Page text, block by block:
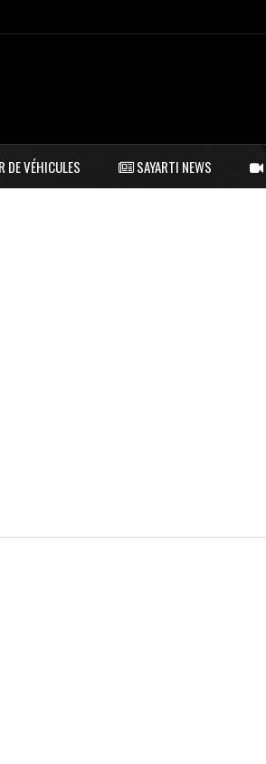
DE VÉHICULES SAYARTI NEWS